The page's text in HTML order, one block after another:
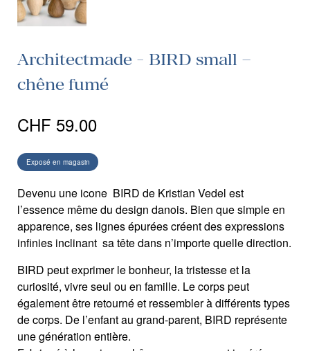
Architectmade - BIRD small –
chêne fumé
CHF 59.00
Exposé en magasin
Devenu une icone BIRD de Kristian Vedel est
l’essence même du design danois. Bien que simple en
apparence, ses lignes épurées créent des expressions
infinies inclinant sa tête dans n’importe quelle direction.
BIRD peut exprimer le bonheur, la tristesse et la
curiosité, vivre seul ou en famille. Le corps peut
également être retourné et ressembler à différents types
de corps. De l’enfant au grand-parent, BIRD représente
une génération entière.